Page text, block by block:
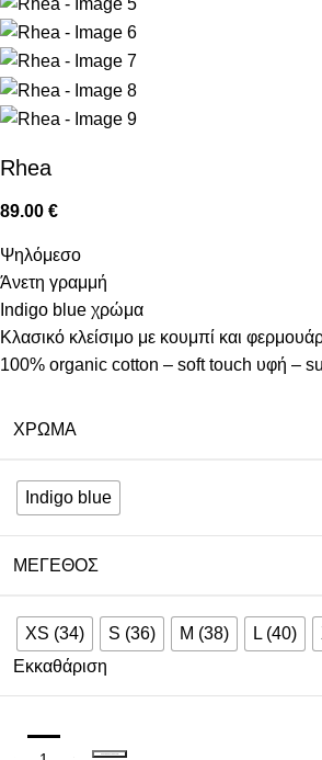
Rhea
89.00 €
Ψηλόμεσο
Άνετη γραμμή
Indigo blue χρώμα
Κλασικό κλείσιμο με κουμπί και
100% organic cotton – soft touch υφή –
ΧΡΏΜΑ
Indigo blue
ΜΈΓΕΘΟΣ
XS (34) S (36) M (38) L (40)
Εκκαθάριση